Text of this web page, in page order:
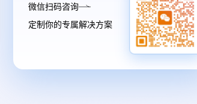
微信扫码咨询
定制你的专属解决方案